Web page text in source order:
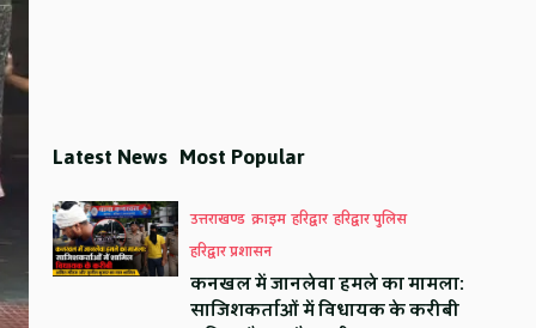
Latest News Most Popular
उत्तराखण्ड क्राइम हरिद्वार हरिद्वार पुलिस
हरिद्वार प्रशासन
कनखल में जानलेवा हमले का मामला:
साजिशकर्ताओं में विधायक के करीबी